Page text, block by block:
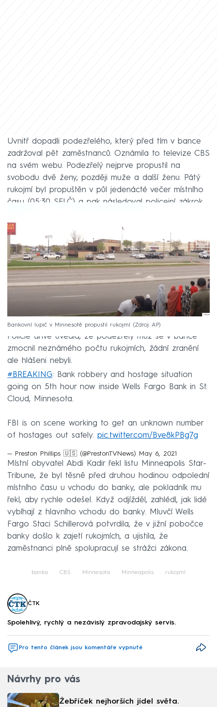
Uvnitř dopadli podezřelého, který před tím v bance
zadržoval pět zaměstnanců. Oznámila to televize CBS
na svém webu. Podezřelý nejprve propustil na
svobodu dvě ženy, později muže a další ženu. Pátý
rukojmí byl propuštěn v půl jedenácté večer místního
času (05:30 SELČ) a pak následoval policejní zákrok.
Bankovní lupič v Minnesotě propustil rukojmí Zdroj: AP
Policie dříve uvedla, že podezřelý muž se v bance
zmocnil neznámého počtu rukojmích, žádní zranění
ale hlášeni nebyli.
#BREAKING: Bank robbery and hostage situation
going on 5th hour now inside Wells Fargo Bank in St.
Cloud, Minnesota.
FBI is on scene working to get an unknown number
of hostages out safely. pic.twitter.com/Bve8kPBg7g
— Preston Phillips 🇺🇸 (@PrestonTVNews) May 6, 2021
Místní obyvatel Abdi Kadir řekl listu Minneapolis Star-
Tribune, že byl těsně před druhou hodinou odpolední
místního času u vchodu do banky, ale pokladník mu
řekl, aby rychle odešel. Když odjížděl, zahlédl, jak lidé
vybíhají z hlavního vchodu do banky. Mluvčí Wells
Fargo Staci Schillerová potvrdila, že v jižní pobočce
banky došlo k zajetí rukojmích, a ujistila, že
zaměstnanci plně spolupracují se strážci zákona.
banka CBS Minnesota Minneapolis rukojmí
ČTK
Spolehlivý, rychlý a nezávislý zpravodajský servis.
Pro tento článek jsou komentáře vypnuté
Návrhy pro vás
Žebříček nejhorších jídel světa.